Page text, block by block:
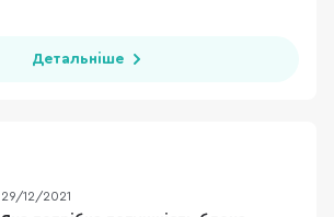
Детальніше
29/12/2021